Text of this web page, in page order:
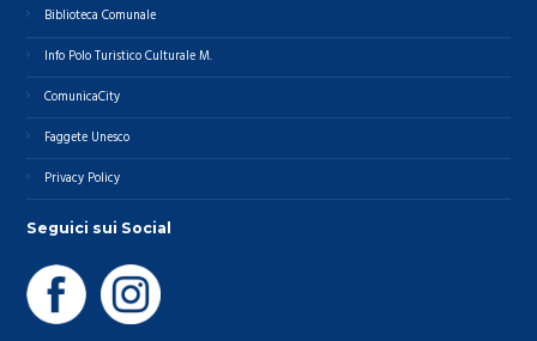
Biblioteca Comunale
Info Polo Turistico Culturale M.
ComunicaCity
Faggete Unesco
Privacy Policy
Seguici sui Social